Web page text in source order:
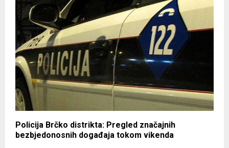
Policija Brčko distrikta: Pregled značajnih
bezbjedonosnih događaja tokom vikenda